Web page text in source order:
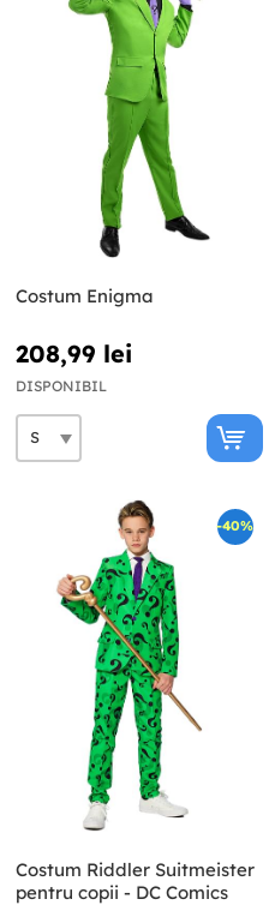
Costum Enigma
208,99 lei
DISPONIBIL
-40%
Costum Riddler Suitmeister
pentru copii - DC Comics